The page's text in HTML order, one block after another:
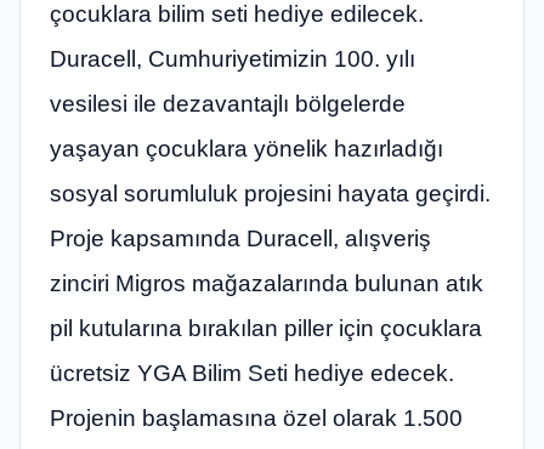
çocuklara bilim seti hediye edilecek. ​
Duracell, Cumhuriyetimizin 100. yılı
vesilesi ile dezavantajlı bölgelerde
yaşayan çocuklara yönelik hazırladığı
sosyal sorumluluk projesini hayata geçirdi.
Proje kapsamında Duracell, alışveriş
zinciri Migros mağazalarında bulunan atık
pil kutularına bırakılan piller için çocuklara
ücretsiz YGA Bilim Seti hediye edecek.
Projenin başlamasına özel olarak 1.500